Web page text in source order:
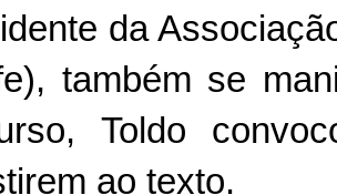
da
também se
Toldo
ao texto.